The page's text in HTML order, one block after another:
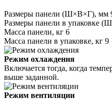
Размеры панели (Ш×В×Г), мм
Размеры панели в упаковке
Масса панели, кг 6
Масса панели в упаковке, кг 9
Режим охлаждения
Включается тогда, когда
выше заданной.
Режим вентиляции